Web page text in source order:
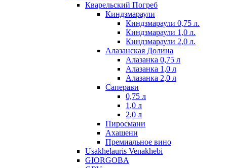
Кварельский Погреб
Киндзмараули
Киндзмараули 0,75 л.
Киндзмараули 1,0 л.
Киндзмараули 2,0 л.
Алазанская Долина
Алазанка 0,75 л
Алазанка 1,0 л
Алазанка 2,0 л
Саперави
0,75 л
1,0 л
2,0 л
Пиросмани
Ахашени
Премиальное вино
Usakhelauris Venakhebi
GIORGOBA